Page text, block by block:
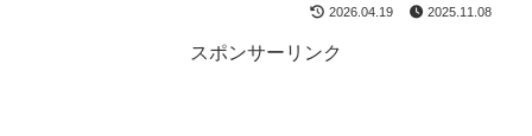
2026.04.19 2025.11.08
スポンサーリンク